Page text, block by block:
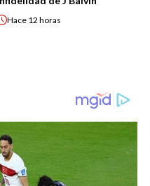
Hace 12 horas